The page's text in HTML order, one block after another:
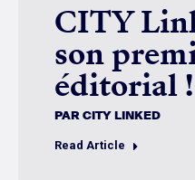
CITY
son
éditorial !
PARCITY LINKED
Read Article